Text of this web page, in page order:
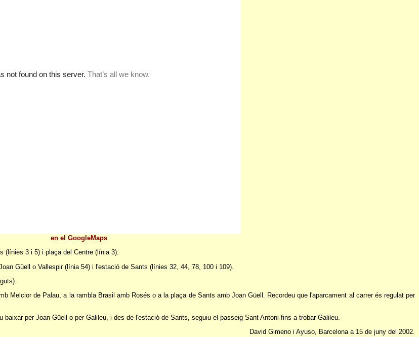
en el GoogleMaps
(línies 3 i 5) i plaça del Centre (línia 3).
Güell o Vallespir (línia 54) i l'estació de Sants (línies 32, 44, 78, 100 i 109).
Melcior de Palau, a la rambla Brasil amb Rosés o a la plaça de Sants amb Joan Güell. Recordeu que l'aparcament al carrer és regulat per
per Joan Güell o per Galileu, i des de l'estació de Sants, seguiu el passeig Sant Antoni fins a trobar Galileu.
David Gimeno i Ayuso, Barcelona a 15 de juny del 2002.